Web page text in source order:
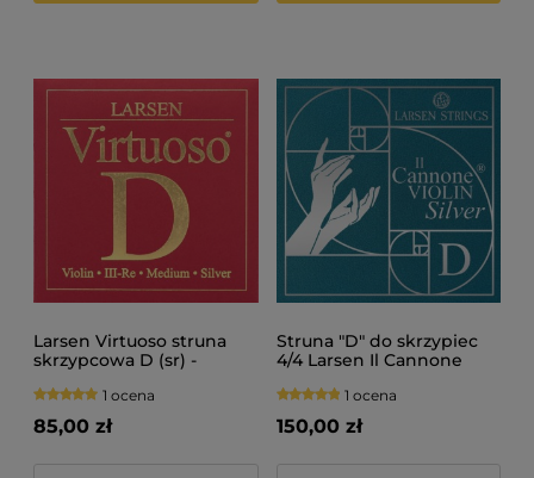
Larsen Virtuoso struna
skrzypcowa D (sr) -
1 ocena
85,00 zł
Struna "D" do skrzypiec
4/4 Larsen Il Cannone
1 ocena
150,00 zł